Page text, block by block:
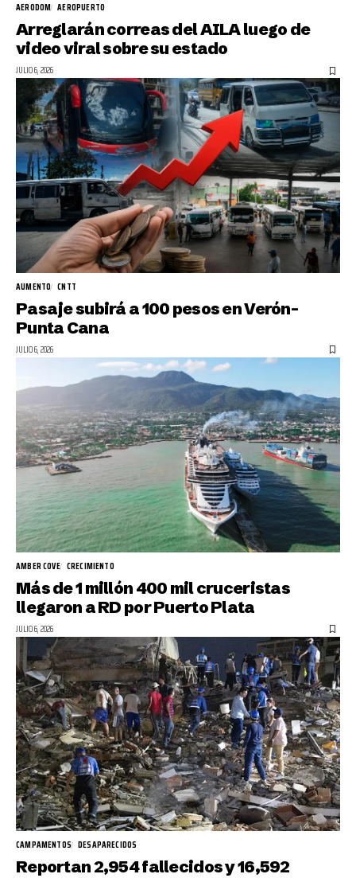
AERODOM AEROPUERTO
Arreglarán correas del AILA luego de
video viral sobre su estado
JULIO 6, 2026
AUMENTO CNTT
Pasaje subirá a 100 pesos en Verón-
Punta Cana
JULIO 6, 2026
AMBER COVE CRECIMIENTO
Más de 1 millón 400 mil cruceristas
llegaron a RD por Puerto Plata
JULIO 6, 2026
CAMPAMENTOS DESAPARECIDOS
Reportan 2,954 fallecidos y 16,592